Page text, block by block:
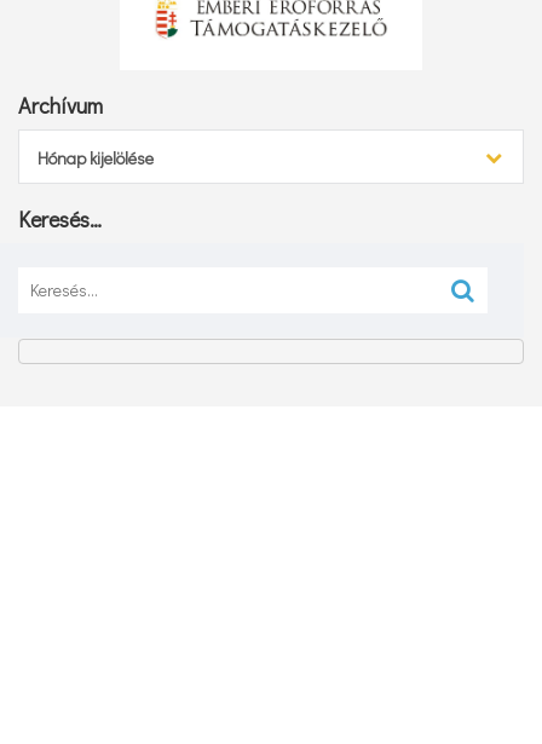
Archívum
Hónap kijelölése
Keresés…
Keresés: